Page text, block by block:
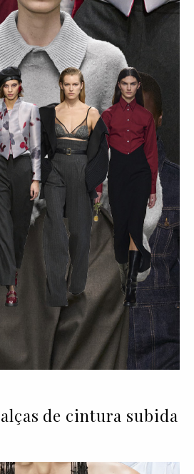
de cintura subida